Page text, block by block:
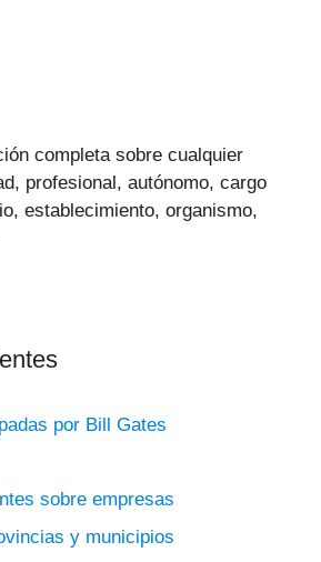
completa sobre cualquier
profesional, autónomo, cargo
establecimiento, organismo,
por Bill Gates
sobre empresas
y municipios